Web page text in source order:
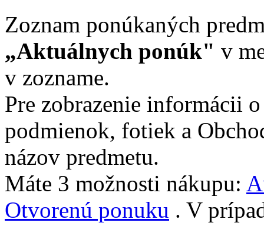
Zoznam ponúkaných
„Aktuálnych ponúk" v
v zozname.
Pre zobrazenie informácii
podmienok, fotiek a
názov predmetu.
Máte 3 možnosti nákupu:
Otvorenú ponuku . V